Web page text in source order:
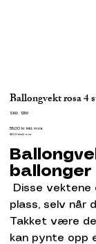
Ballongvekt rosa 4
SKU:
SKU
1289
Pris
55,00 kr inkl. mva
44,00 ekskl. mva
ballonger
Disse vektene
plass, selv når
Takket være
kan pynte opp